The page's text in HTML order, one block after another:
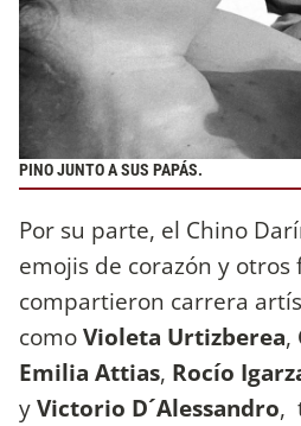
PINO JUNTO A SUS PAPÁS.
Por su parte, el Chino
emojis de corazón y otros
compartieron carrera
comoVioleta Urtizberea,
Emilia Attias, Rocío
yVictorio D´Alessandro,